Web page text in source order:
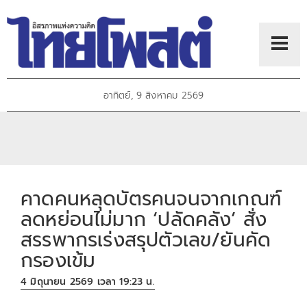
อาทิตย์, 9 สิงหาคม 2569
คาดคนหลุดบัตรคนจนจากเกณฑ์
ลดหย่อนไม่มาก ‘ปลัดคลัง’ สั่ง
สรรพากรเร่งสรุปตัวเลข/ยันคัด
กรองเข้ม
4 มิถุนายน 2569 เวลา 19:23 น.